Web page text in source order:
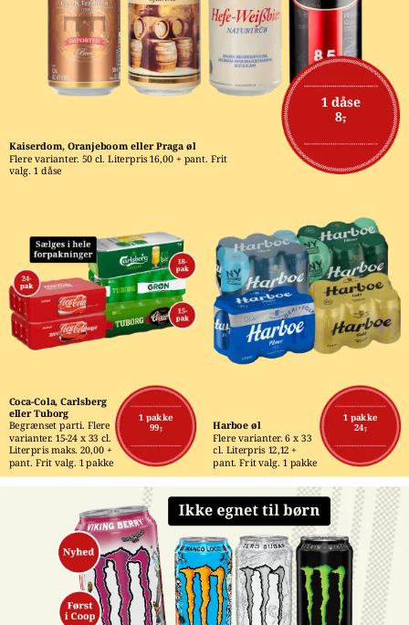
1 dåse
8,-
Kaiserdom, Oranjeboom eller Praga øl
Flere varianter. 50 cl. Literpris 16,00 + pant. Frit
valg. 1 dåse
1 pakke
99,-
Coca-Cola, Carlsberg
eller Tuborg
Begrænset parti. Flere
varianter. 15-24 x 33 cl.
Literpris maks. 20,00 +
pant. Frit valg. 1 pakke
1 pakke
24,-
Harboe øl
Flere varianter. 6 x 33
cl. Literpris 12,12 +
pant. Frit valg. 1 pakke